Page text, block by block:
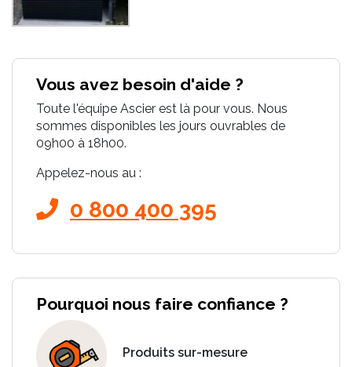
Vous avez besoin d'aide ?
Toute l'équipe Ascier est là pour vous. Nous
sommes disponibles les jours ouvrables de
09h00 à 18h00.
Appelez-nous au :
0 800 400 395
Pourquoi nous faire confiance ?
Produits sur-mesure